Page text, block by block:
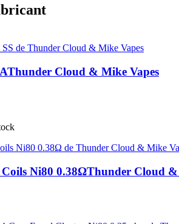
Thunder Cloud & Mike Vapes
Ni80 0.38ΩThunder Cloud &